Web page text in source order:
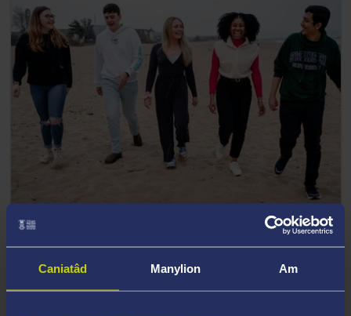
Caniatâd Manylion Am
12 Awst 2022
Annog myfyrwyr i ganfod eu lle am ddyfodol
disglair yn Abertawe